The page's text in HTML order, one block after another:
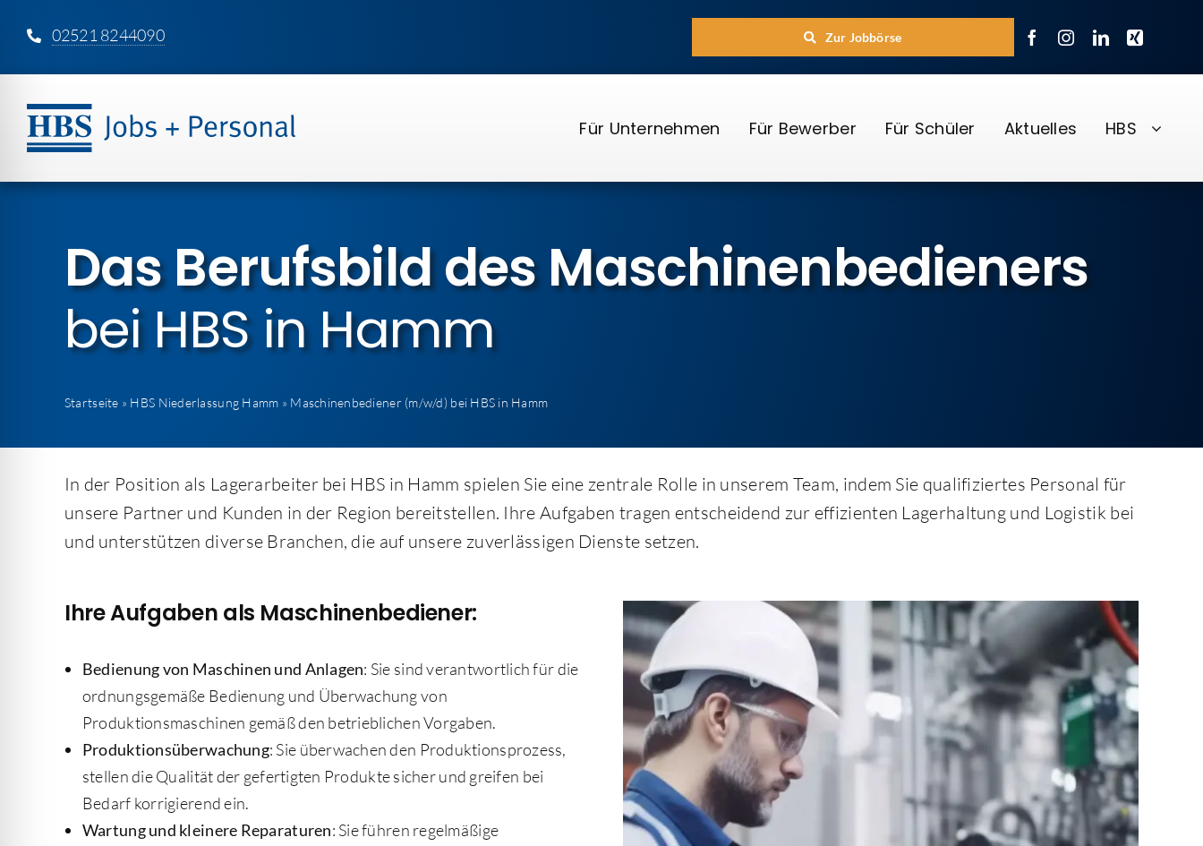
Inhalt
02521 8244090 Zur Jobbörse
Für Unternehmen Für Bewerber Für Schüler Aktuelles HBS
Das Berufsbild des Maschinenbedieners
bei HBS in Hamm
Startseite » HBS Niederlassung Hamm » Maschinenbediener (m/w/d) bei HBS in Hamm
In der Position als Lagerarbeiter bei HBS in Hamm spielen Sie eine zentrale Rolle in unserem Team, indem Sie qualifiziertes Personal für
unsere Partner und Kunden in der Region bereitstellen. Ihre Aufgaben tragen entscheidend zur effizienten Lagerhaltung und Logistik bei
und unterstützen diverse Branchen, die auf unsere zuverlässigen Dienste setzen.
Ihre Aufgaben als Maschinenbediener:
Bedienung von Maschinen und Anlagen: Sie sind verantwortlich für die
ordnungsgemäße Bedienung und Überwachung von
Produktionsmaschinen gemäß den betrieblichen Vorgaben.
Produktionsüberwachung: Sie überwachen den Produktionsprozess,
stellen die Qualität der gefertigten Produkte sicher und greifen bei
Bedarf korrigierend ein.
Wartung und kleinere Reparaturen: Sie führen regelmäßige